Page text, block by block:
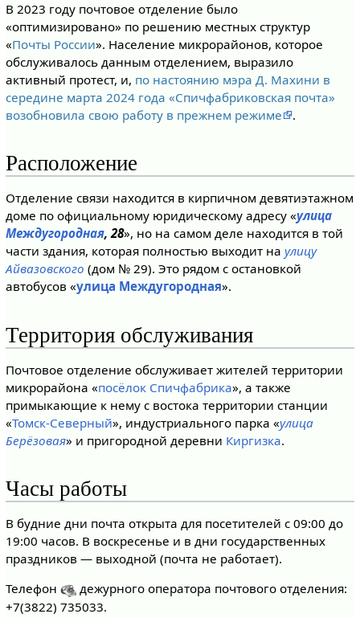
В 2023 году почтовое отделение было
«оптимизировано» по решению местных структур
«Почты России». Население микрорайонов, которое
обслуживалось данным отделением, выразило
активный протест, и, по настоянию мэра Д. Махини в
середине марта 2024 года «Спичфабриковская почта»
возобновила свою работу в прежнем режиме
.
Расположение
Отделение связи находится в кирпичном девятиэтажном
доме по официальному юридическому адресу «улица
Междугородная, 28», но на самом деле находится в той
части здания, которая полностью выходит на улицу
Айвазовского (дом № 29). Это рядом с остановкой
автобусов «улица Междугородная».
Территория обслуживания
Почтовое отделение обслуживает жителей территории
микрорайона «посёлок Спичфабрика», а также
примыкающие к нему с востока территории станции
«Томск-Северный», индустриального парка «улица
Берёзовая» и пригородной деревни Киргизка.
Часы работы
В будние дни почта открыта для посетителей с 09:00 до
19:00 часов. В воскресенье и в дни государственных
праздников — выходной (почта не работает).
Телефон
дежурного оператора почтового отделения:
+7(3822) 735033.